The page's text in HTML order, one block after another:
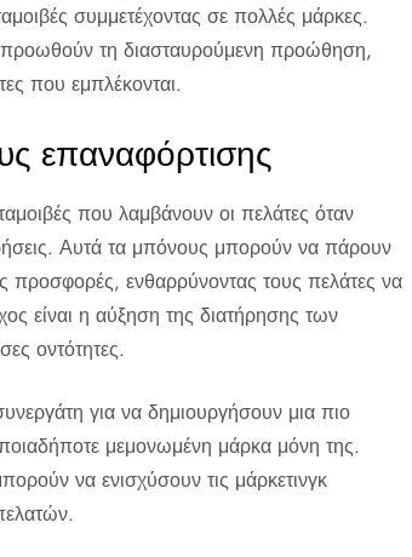
συμμετέχοντας σε πολλές μάρκες.
προωθούν τη διασταυρούμενη προώθηση,
που εμπλέκονται.
επαναφόρτισης
που λαμβάνουν οι πελάτες όταν
Αυτά τα μπόνους μπορούν να πάρουν
προσφορές, ενθαρρύνοντας τους πελάτες να
είναι η αύξηση της διατήρησης των
οντότητες.
για να δημιουργήσουν μια πιο
μεμονωμένη μάρκα μόνη της.
να ενισχύσουν τις μάρκετινγκ